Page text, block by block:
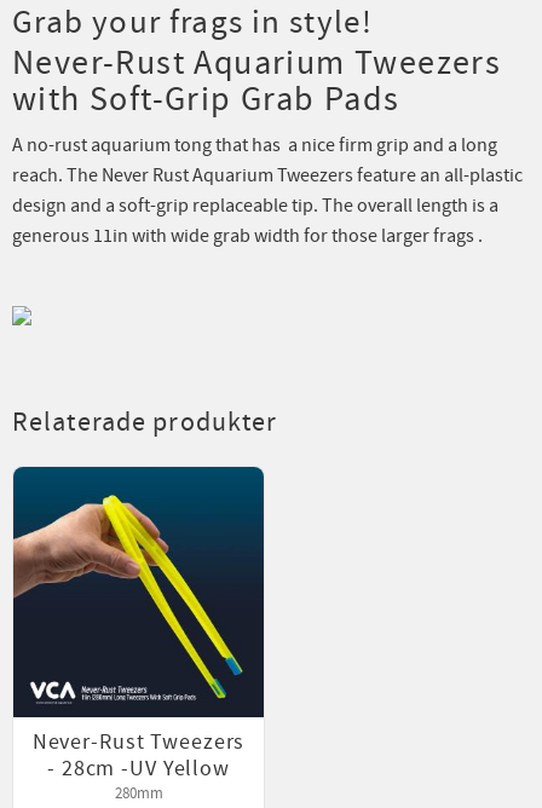
Grab your frags in style!
Never-Rust Aquarium Tweezers
with Soft-Grip Grab Pads
A no-rust aquarium tong that has a nice firm grip and a long
reach. The Never Rust Aquarium Tweezers feature an all-plastic
design and a soft-grip replaceable tip. The overall length is a
generous 11in with wide grab width for those larger frags .
Relaterade produkter
Never-Rust Tweezers
- 28cm -UV Yellow
280mm